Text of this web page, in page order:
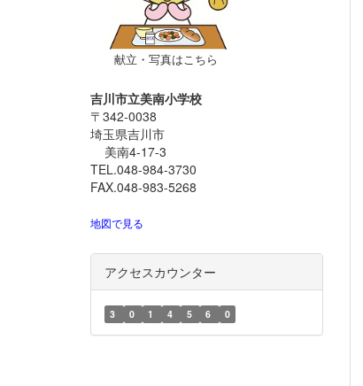
献立・写真はこちら
吉川市立美南小学校
〒342-0038
埼玉県吉川市
美南4-17-3
TEL.048-984-3730
FAX.048-983-5268
地図で見る
アクセスカウンター
3 0 1 4 5 6 0